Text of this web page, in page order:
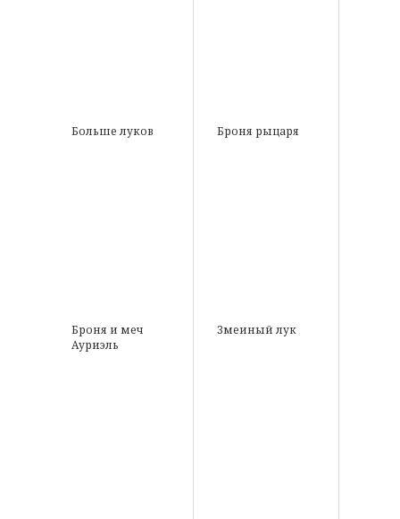
Больше луков Броня рыцаря
Броня и меч
Ауриэль
Змеиный лук